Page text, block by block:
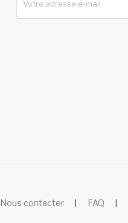
Nous contacter FAQ